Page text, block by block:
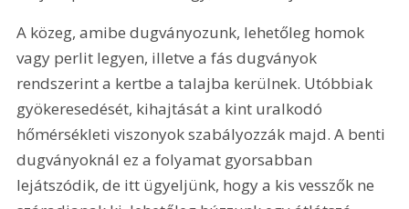
A közeg, amibe dugványozunk, lehetőleg homok
vagy perlit legyen, illetve a fás dugványok
rendszerint a kertbe a talajba kerülnek. Utóbbiak
gyökeresedését, kihajtását a kint uralkodó
hőmérsékleti viszonyok szabályozzák majd. A benti
dugványoknál ez a folyamat gyorsabban
lejátszódik, de itt ügyeljünk, hogy a kis vesszők ne